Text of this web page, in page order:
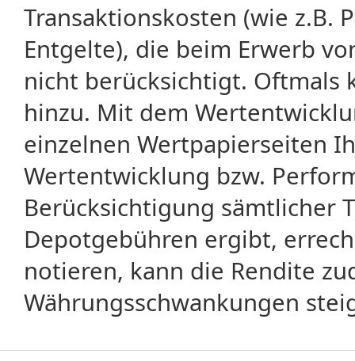
Transaktionskosten (wie z.B.
Entgelte), die beim Erwerb
nicht berücksichtigt. Oftmals
hinzu. Mit dem
einzelnen Wertpapierseiten
Wertentwicklung bzw.
Berücksichtigung sämtlicher
Depotgebühren ergibt,
notieren, kann die Rendite
Währungsschwankungen